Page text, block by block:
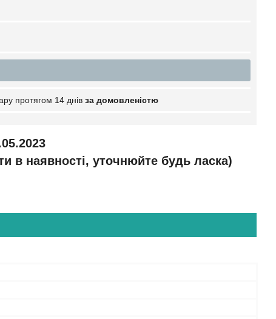
протягом 14 днів за домовленістю
в наявності, уточнюйте будь ласка)